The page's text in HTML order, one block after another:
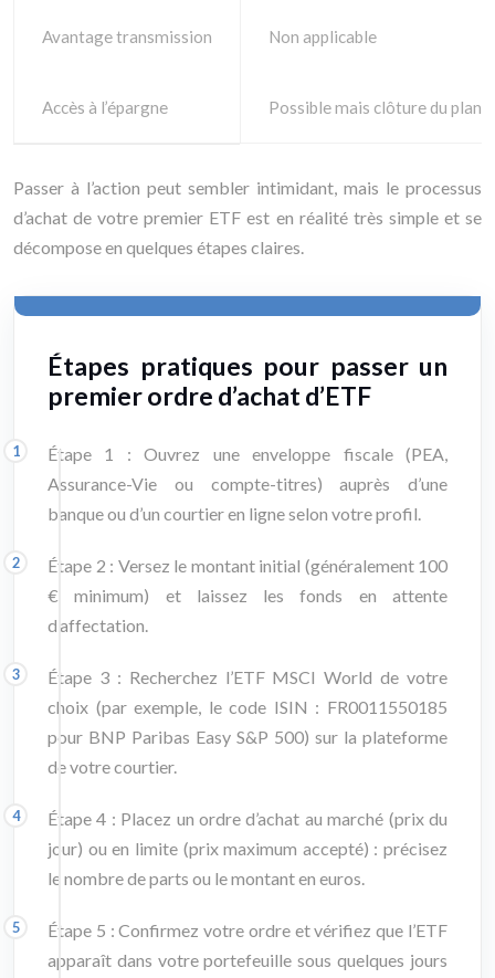
Avantage transmission Non applicable
Accès à l’épargne Possible mais clôture du plan
Passer à l’action peut sembler intimidant, mais le processus
d’achat de votre premier ETF est en réalité très simple et se
décompose en quelques étapes claires.
Étapes pratiques pour passer un
premier ordre d’achat d’ETF
Étape 1 : Ouvrez une enveloppe fiscale (PEA,
Assurance-Vie ou compte-titres) auprès d’une
banque ou d’un courtier en ligne selon votre profil.
Étape 2 : Versez le montant initial (généralement 100
€ minimum) et laissez les fonds en attente
d’affectation.
Étape 3 : Recherchez l’ETF MSCI World de votre
choix (par exemple, le code ISIN : FR0011550185
pour BNP Paribas Easy S&P 500) sur la plateforme
de votre courtier.
Étape 4 : Placez un ordre d’achat au marché (prix du
jour) ou en limite (prix maximum accepté) : précisez
le nombre de parts ou le montant en euros.
Étape 5 : Confirmez votre ordre et vérifiez que l’ETF
apparaît dans votre portefeuille sous quelques jours